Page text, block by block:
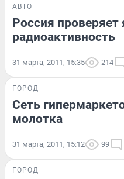
АВТО
Россия проверяет
радиоактивность
31 марта, 2011, 15:35 214
ГОРОД
Сеть
молотка
31 марта, 2011, 15:12 99
ГОРОД